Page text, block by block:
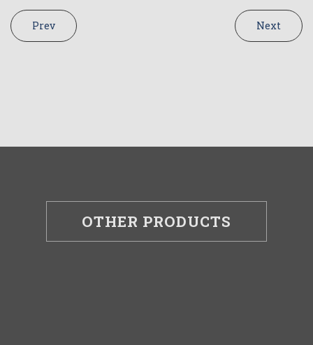
Prev Next
OTHER PRODUCTS